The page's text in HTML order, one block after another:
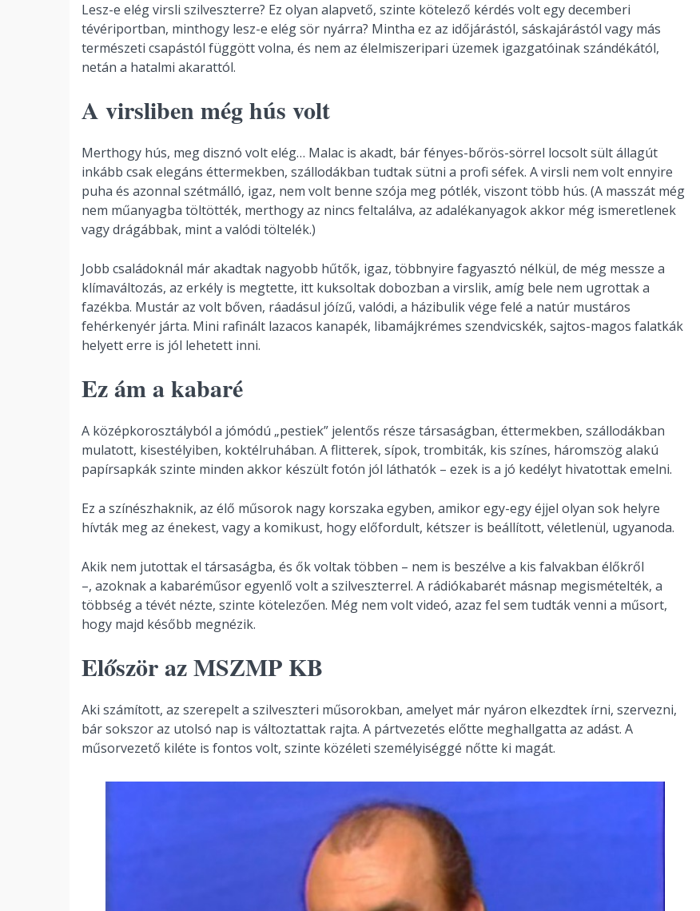
Lesz-e elég virsli szilveszterre? Ez olyan alapvető, szinte kötelező kérdés volt egy decemberi
tévériportban, minthogy lesz-e elég sör nyárra? Mintha ez az időjárástól, sáskajárástól vagy más
természeti csapástól függött volna, és nem az élelmiszeripari üzemek igazgatóinak szándékától,
netán a hatalmi akarattól.
A virsliben még hús volt
Merthogy hús, meg disznó volt elég… Malac is akadt, bár fényes-bőrös-sörrel locsolt sült állagút
inkább csak elegáns éttermekben, szállodákban tudtak sütni a profi séfek. A virsli nem volt ennyire
puha és azonnal szétmálló, igaz, nem volt benne szója meg pótlék, viszont több hús. (A masszát még
nem műanyagba töltötték, merthogy az nincs feltalálva, az adalékanyagok akkor még ismeretlenek
vagy drágábbak, mint a valódi töltelék.)
Jobb családoknál már akadtak nagyobb hűtők, igaz, többnyire fagyasztó nélkül, de még messze a
klímaváltozás, az erkély is megtette, itt kuksoltak dobozban a virslik, amíg bele nem ugrottak a
fazékba. Mustár az volt bőven, ráadásul jóízű, valódi, a házibulik vége felé a natúr mustáros
fehérkenyér járta. Mini rafinált lazacos kanapék, libamájkrémes szendvicskék, sajtos-magos falatkák
helyett erre is jól lehetett inni.
Ez ám a kabaré
A középkorosztályból a jómódú „pestiek” jelentős része társaságban, éttermekben, szállodákban
mulatott, kisestélyiben, koktélruhában. A flitterek, sípok, trombiták, kis színes, háromszög alakú
papírsapkák szinte minden akkor készült fotón jól láthatók – ezek is a jó kedélyt hivatottak emelni.
Ez a színészhaknik, az élő műsorok nagy korszaka egyben, amikor egy-egy éjjel olyan sok helyre
hívták meg az énekest, vagy a komikust, hogy előfordult, kétszer is beállított, véletlenül, ugyanoda.
Akik nem jutottak el társaságba, és ők voltak többen – nem is beszélve a kis falvakban élőkről
–, azoknak a kabaréműsor egyenlő volt a szilveszterrel. A rádiókabarét másnap megismételték, a
többség a tévét nézte, szinte kötelezően. Még nem volt videó, azaz fel sem tudták venni a műsort,
hogy majd később megnézik.
Először az MSZMP KB
Aki számított, az szerepelt a szilveszteri műsorokban, amelyet már nyáron elkezdtek írni, szervezni,
bár sokszor az utolsó nap is változtattak rajta. A pártvezetés előtte meghallgatta az adást. A
műsorvezető kiléte is fontos volt, szinte közéleti személyiséggé nőtte ki magát.